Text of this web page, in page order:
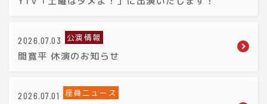
2026.07.03 公演情報
間寛平 休演のお知らせ
2026.07.01 座員ニュース